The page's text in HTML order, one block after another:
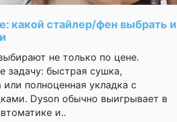
какой стайлер/фен выбрать и
не только по цене.
задачу: быстрая сушка,
или полноценная укладка с
Dyson обычно выигрывает в
и..